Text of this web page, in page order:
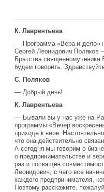
К. Лаврентьева
— Программа «Вера и дело»
Сергей Леонидович Поляков
Братства священномученика
будем говорить.
С. Поляков
— Добрый день!
К. Лаврентьева
— Бывали вы у нас уже на
программы «Вечер
приходе к вере.
что она действительно
А сегодня мы говорим о
о предпринимательстве и
раз и посвящен
Леонидович, с чего все
каждого предпринимателя,
Поэтому расскажите,